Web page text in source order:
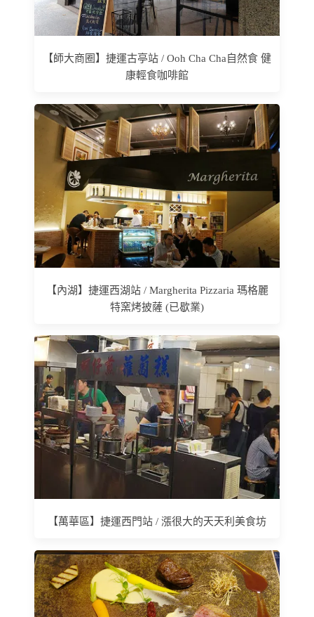
【師大商圈】捷運古亭站 / Ooh Cha Cha自然食 健
康輕食咖啡館
【內湖】捷運西湖站 / Margherita Pizzaria 瑪格麗
特窯烤披薩 (已歇業)
【萬華區】捷運西門站 / 漲很大的天天利美食坊